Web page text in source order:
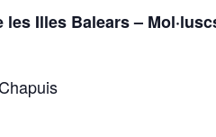
Illes Balears –